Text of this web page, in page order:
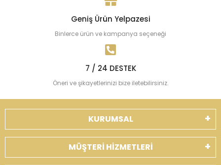
Geniş Ürün Yelpazesi
Binlerce ürün ve kampanya seçeneği
7 / 24 DESTEK
Öneri ve şikayetlerinizi bize iletebilirsiniz.
KURUMSAL
MÜŞTERİ HİZMETLERİ